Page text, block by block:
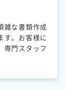
雑な書類作成
す。お客様に
専門スタッフ